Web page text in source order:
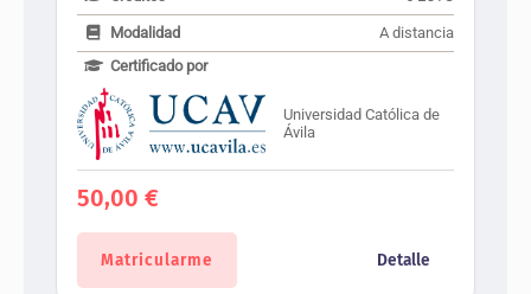
Modalidad
A distancia
Certificado por
Universidad Católica de
Ávila
50,00 €
Matricularme Detalle